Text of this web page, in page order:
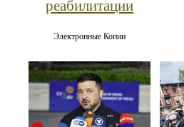
реабилитации
Электронные Копии